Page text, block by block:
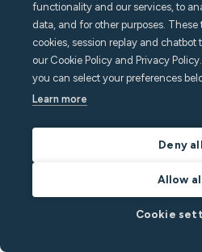
Acerca de Minut
Prensa y medios
Carreras
Contacto y soporte
Centro de ayuda
PREGUNTAS MÁS
Reserva una demostración
Suscríbase a
functionality and our services, to
data, and for other purposes.
cookies, session replay and chatbot
our Cookie Policy and Privacy
you can select your preferences
Learn more
Deny all
Allow
Cookie